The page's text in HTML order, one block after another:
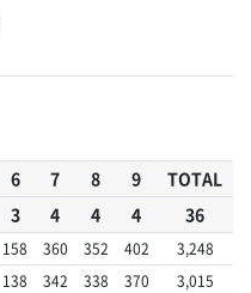
6 7 8 9
TOTAL
3 4 4 4 36
158 360 352 402
3,248
138 342 338 370
3,015